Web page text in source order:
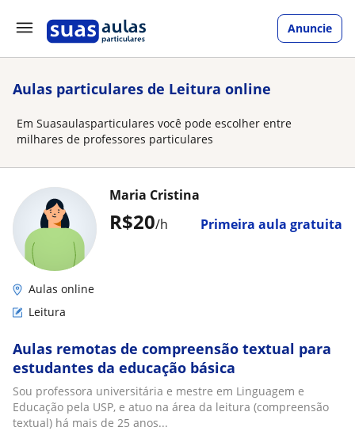
Anuncie
Aulas particulares de Leitura online
Em Suasaulasparticulares você pode escolher entre
milhares de professores particulares
R$20/h Primeira aula gratuita
Maria Cristina
Aulas online
Leitura
Aulas remotas de compreensão textual para
estudantes da educação básica
Sou professora universitária e mestre em Linguagem e
Educação pela USP, e atuo na área da leitura (compreensão
textual) há mais de 25 anos...